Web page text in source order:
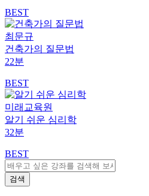
BEST
최문규
건축가의 질문법
22분
BEST
미래교육원
알기 쉬운 심리학
32분
BEST